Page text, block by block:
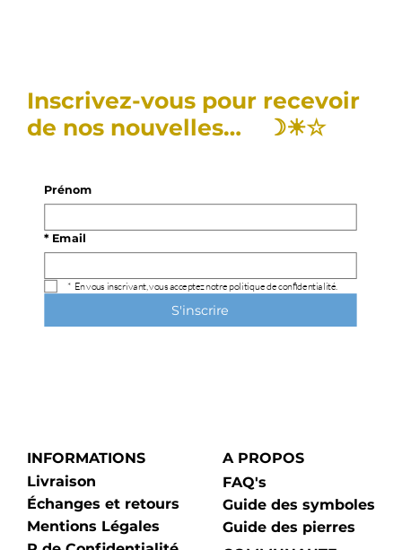
Prénom
* Email
* En vous inscrivant, vous acceptez notre politique de confidentialité.
S'inscrire
Inscrivez-vous pour recevoir
de nos nouvelles… ☽☀︎☆
INFORMATIONS
Livraison
Échanges et retours
Mentions Légales
A PROPOS
FAQ's
Guide des symboles
Guide des pierres